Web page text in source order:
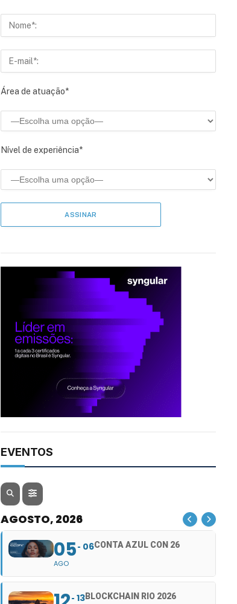
Área de atuação*
Nível de experiência*
EVENTOS
AGOSTO, 2026
05
AGO
06CONTA AZUL CON 26
13BLOCKCHAIN RIO 2026